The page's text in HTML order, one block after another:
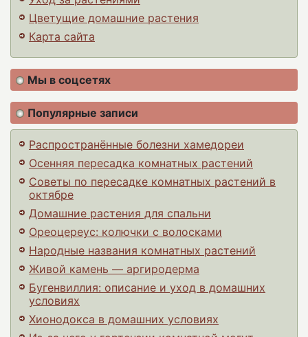
Цветущие домашние растения
Карта сайта
Мы в соцсетях
Популярные записи
Распространённые болезни хамедореи
Осенняя пересадка комнатных растений
Советы по пересадке комнатных растений в
октябре
Домашние растения для спальни
Ореоцереус: колючки с волосками
Народные названия комнатных растений
Живой камень — аргиродерма
Бугенвиллия: описание и уход в домашних
условиях
Хионодокса в домашних условиях